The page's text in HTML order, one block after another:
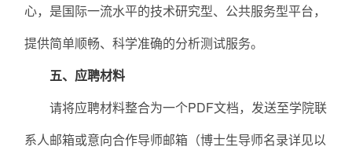
心，是国际一流水平的技术研究型、公共服务型平台，
提供简单顺畅、科学准确的分析测试服务。
五、应聘材料
请将应聘材料整合为一个PDF文档，发送至学院联
系人邮箱或意向合作导师邮箱（博士生导师名录详见以